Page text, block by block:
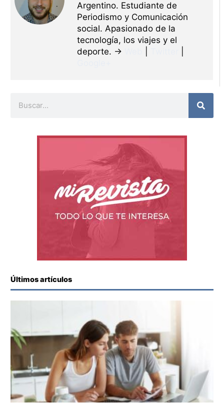
Argentino. Estudiante de
Periodismo y Comunicación
social. Apasionado de la
tecnología, los viajes y el
deporte. →
Últimos artículos